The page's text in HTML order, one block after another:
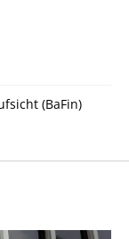
(BaFin)